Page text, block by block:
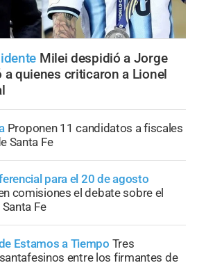
Milei despidió a Jorge
quienes criticaron a Lionel
Proponen 11 candidatos a fiscales
Santa Fe
para el 20 de agosto
comisiones el debate sobre el
Fe
Estamos a Tiempo Tres
entre los firmantes de